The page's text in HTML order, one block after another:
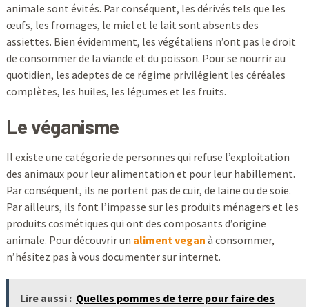
animale sont évités. Par conséquent, les dérivés tels que les
œufs, les fromages, le miel et le lait sont absents des
assiettes. Bien évidemment, les végétaliens n’ont pas le droit
de consommer de la viande et du poisson. Pour se nourrir au
quotidien, les adeptes de ce régime privilégient les céréales
complètes, les huiles, les légumes et les fruits.
Le véganisme
Il existe une catégorie de personnes qui refuse l’exploitation
des animaux pour leur alimentation et pour leur habillement.
Par conséquent, ils ne portent pas de cuir, de laine ou de soie.
Par ailleurs, ils font l’impasse sur les produits ménagers et les
produits cosmétiques qui ont des composants d’origine
animale. Pour découvrir un aliment vegan à consommer,
n’hésitez pas à vous documenter sur internet.
Lire aussi : Quelles pommes de terre pour faire des